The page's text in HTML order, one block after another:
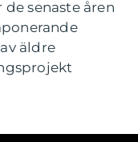
senaste åren
äldre